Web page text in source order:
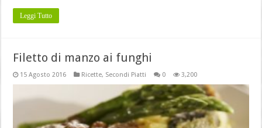
Leggi Tutto
Filetto di manzo ai funghi
15 Agosto 2016 Ricette, Secondi Piatti 0 3,200